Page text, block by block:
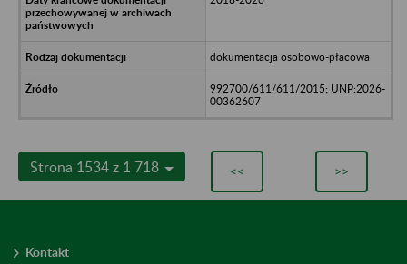
dokumentacja osobowo-płacowa
992700/611/611/2015; UNP:2026-
00362607
Strona 1534 z 1 718 << >>
Kontakt